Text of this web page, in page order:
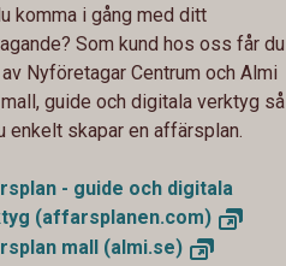
komma i gång med ditt
Som kund hos oss får du
Nyföretagar Centrum och Almi
guide och digitala verktyg så
enkelt skapar en affärsplan.
- guide och digitala
(affarsplanen.com)
mall (almi.se)